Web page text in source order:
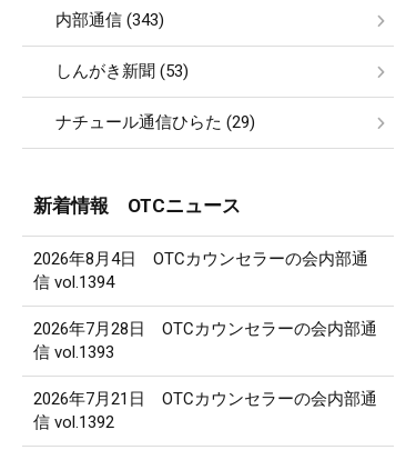
内部通信 (343)
しんがき新聞 (53)
ナチュール通信ひらた (29)
新着情報 OTCニュース
2026年8月4日 OTCカウンセラーの会内部通
信 vol.1394
2026年7月28日 OTCカウンセラーの会内部通
信 vol.1393
2026年7月21日 OTCカウンセラーの会内部通
信 vol.1392